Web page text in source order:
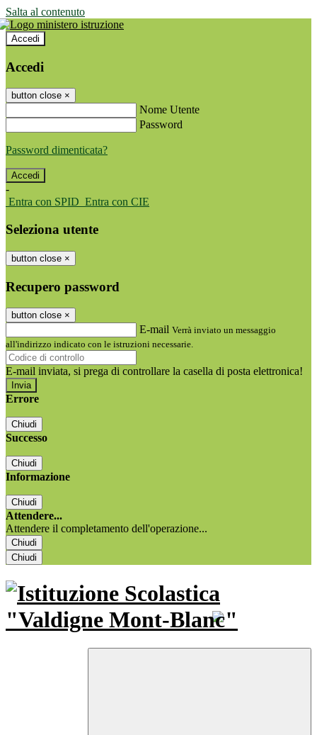
Salta al contenuto
Accedi
Accedi
button close ×
Nome Utente
Password
Password dimenticata?
-
Entra con SPID Entra con CIE
Seleziona utente
button close ×
Recupero password
button close ×
E-mail Verrà inviato un messaggio
all'indirizzo indicato con le istruzioni necessarie.
E-mail inviata, si prega di controllare la casella di posta elettronica!
Errore
Chiudi
Successo
Chiudi
Informazione
Chiudi
Attendere...
Attendere il completamento dell'operazione...
Chiudi
Chiudi